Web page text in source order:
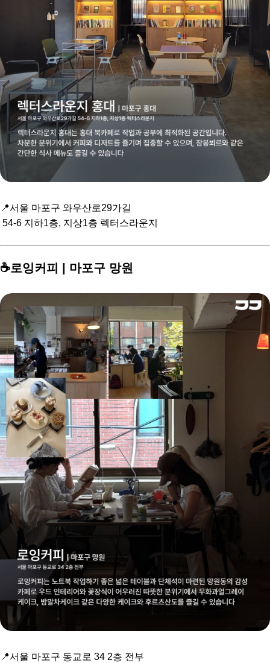
📍서울 마포구 와우산로29가길
54-6 지하1층, 지상1층 렉터스라운지
☕️로잉커피 | 마포구 망원
📍서울 마포구 동교로 34 2층 전부